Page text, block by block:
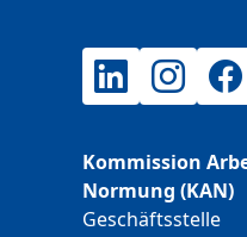
LinkedInInstagram
Kommission
Normung (KAN)
Geschäftsstelle